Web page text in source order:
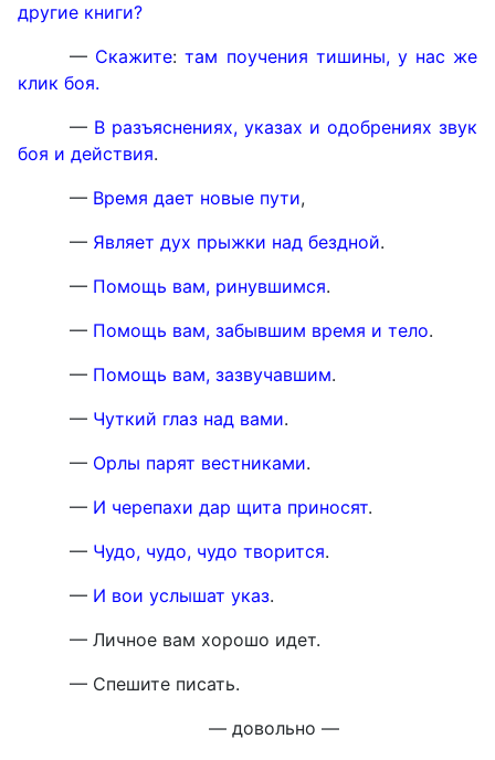
другие книги?
— Скажите:там поучения тишины, у нас же
клик боя.
— В разъяснениях, указах и одобрениях звук
боя и действия.
— Время дает новые пути,
— Являет дух прыжки над бездной.
— Помощь вам, ринувшимся.
— Помощь вам, забывшим время и тело.
— Помощь вам, зазвучавшим.
— Чуткий глаз над вами.
— Орлы парят вестниками.
— И черепахи дар щита приносят.
— Чудо, чудо, чудо творится.
— И вои услышат указ.
— Личное вам хорошо идет.
— Спешите писать.
— довольно —